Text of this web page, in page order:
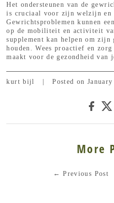
Het ondersteunen van de
is cruciaal voor zijn welzijn en
Gewrichtsproblemen kunnen
op de mobiliteit en activiteit
supplement kan helpen om zijn
houden. Wees proactief en
maakt voor de gezondheid van
kurt bijl Posted on
More
←Previous Post